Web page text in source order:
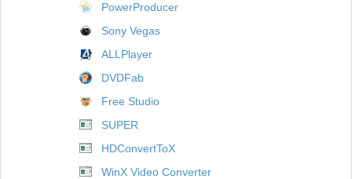
PowerProducer
Sony Vegas
ALLPlayer
DVDFab
Free Studio
SUPER
HDConvertToX
WinX Video Converter